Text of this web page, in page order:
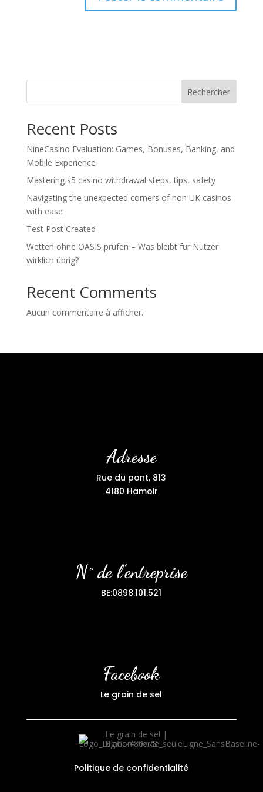
Rechercher
Recent Posts
NineCasino Evaluation: Games, Bonuses, Banking, and
Mobile Experience
Mastering s5 casino withdrawal steps, tips, safety
Navigating the unexpected corners of non UK casinos
with ease
Test Post Created
Wetten ohne OASIS prüfen – Was bleibt für Nutzer
wirklich übrig?
Recent Comments
Aucun commentaire à afficher.
Adresse
Rue du pont, 813
4180 Hamoir
N° de l'entreprise
BE:0898.101.521
Facebook
Le grain de sel
Politique de confidentialité